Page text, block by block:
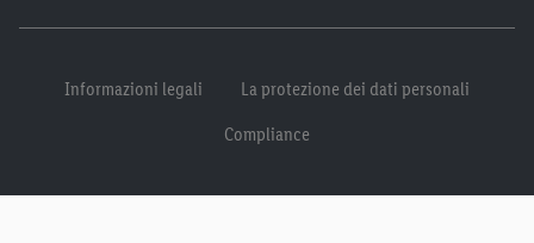
Informazioni legali
La protezione dei dati personali
Compliance